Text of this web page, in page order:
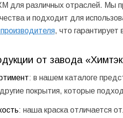
для различных отраслей. Мы
и подходит для
, что
от завода
: в нашем каталоге
покрытия, которые
: наша краска отличается